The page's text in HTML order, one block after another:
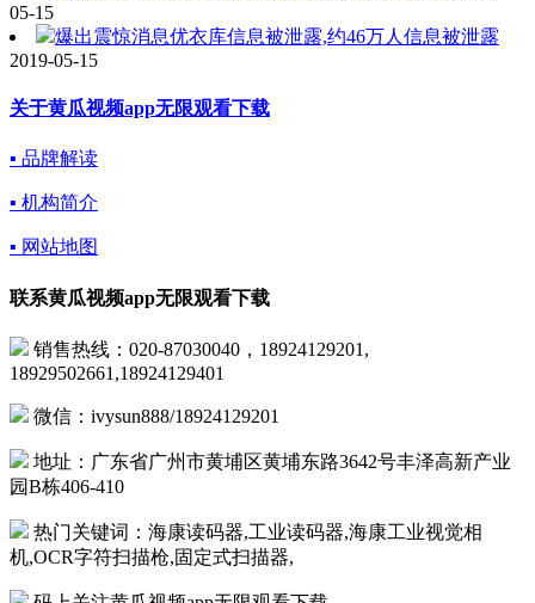
05-15
爆出震惊消息优衣库信息被泄露,约46万人信息被泄露
2019-05-15
关于黄瓜视频app无限观看下载
▪ 品牌解读
▪ 机构简介
▪ 网站地图
联系黄瓜视频app无限观看下载
销售热线：020-87030040，18924129201,
18929502661,18924129401
微信：ivysun888/18924129201
地址：广东省广州市黄埔区黄埔东路3642号丰泽高新产业
园B栋406-410
热门关键词：海康读码器,工业读码器,海康工业视觉相
机,OCR字符扫描枪,固定式扫描器,